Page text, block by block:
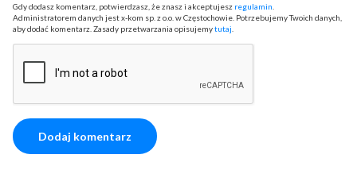
Gdy dodasz komentarz, potwierdzasz, że znasz i akceptujesz regulamin
Administratorem danych jest x-kom sp. z o.o. w Częstochowie. Potrzebujemy Twoich danych,
aby dodać komentarz. Zasady przetwarzania opisujemytutaj